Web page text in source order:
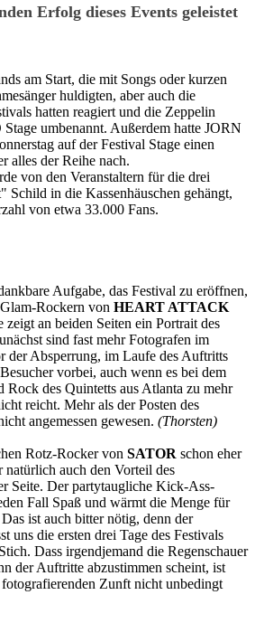
Erfolg dieses Events geleistet
am Start, die mit Songs oder kurzen
huldigten, aber auch die
hatten reagiert und die Zeppelin
umbenannt. Außerdem hatte JORN
auf der Festival Stage einen
alles der Reihe nach.
von den Veranstaltern für die drei
Schild in die Kassenhäuschen gehängt,
von etwa 33.000 Fans.
Aufgabe, das Festival zu eröffnen,
Rockern von HEART ATTACK
an beiden Seiten ein Portrait des
sind fast mehr Fotografen im
der Absperrung, im Laufe des Auftritts
vorbei, auch wenn es bei dem
Rock des Quintetts aus Atlanta zu mehr
reicht. Mehr als der Posten des
angemessen gewesen. (Thorsten)
Rotz-Rocker von SATOR schon eher
natürlich auch den Vorteil des
Seite. Der partytaugliche Kick-Ass-
Fall Spaß und wärmt die Menge für
ist auch bitter nötig, denn der
uns die ersten drei Tage des Festivals
Dass irgendjemand die Regenschauer
der Auftritte abzustimmen scheint, ist
Zunft nicht unbedingt